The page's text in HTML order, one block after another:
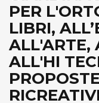
PER
LIBRI,
ALL'ARTE,
ALL'HI